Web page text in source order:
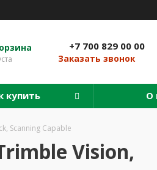
+7 700 829 00 00
Заказать звонок
купить О
Scanning Capable
Vision,